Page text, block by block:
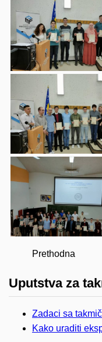
Prethodna
Uputstva za
Zadaci sa
Kako uraditi